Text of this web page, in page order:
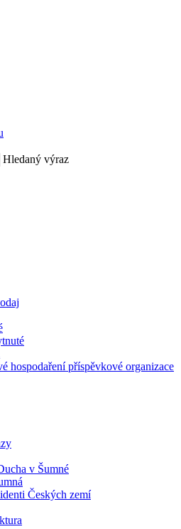
Hledaný výraz
hospodaření příspěvkové organizace
v Šumné
Českých zemí